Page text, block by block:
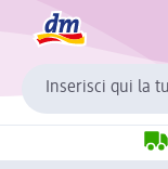
Inserisci qui la